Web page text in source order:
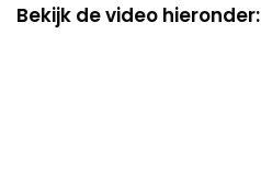
Bekijk de video hieronder: